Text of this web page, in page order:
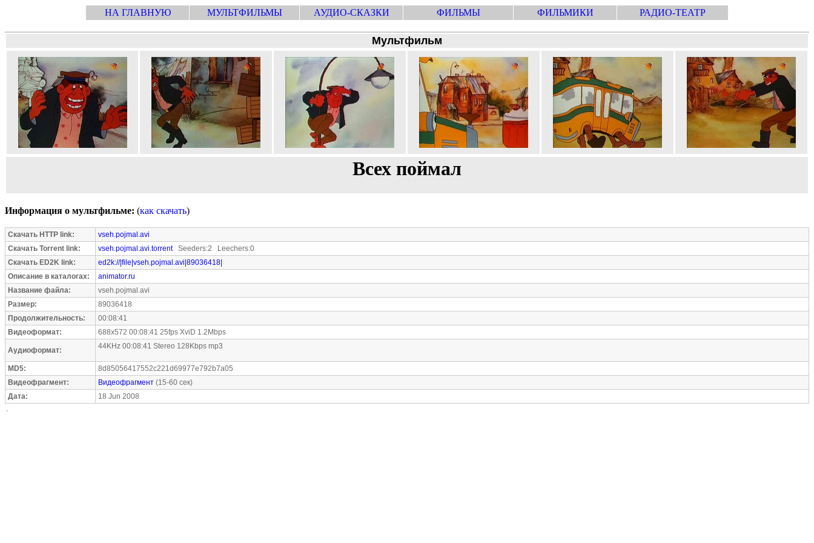
НА ГЛАВНУЮ МУЛЬТФИЛЬМЫ АУДИО-СКАЗКИ ФИЛЬМЫ ФИЛЬМИКИ РАДИО-ТЕАТР
Мультфильм
Всех поймал
Информация о мультфильме: (как скачать)
Скачать HTTP link:
vseh.pojmal.avi
Скачать Torrent link:
vseh.pojmal.avi.torrentSeeders:2 Leechers:0
Скачать ED2K link:
ed2k://|file|vseh.pojmal.avi|89036418|
Описание в каталогах:
animator.ru
Название файла:
vseh.pojmal.avi
Размер:
89036418
Продолжительность:
00:08:41
Видеоформат:
688x572 00:08:41 25fps XviD 1.2Mbps
Аудиоформат: 44KHz 00:08:41 Stereo 128Kbps mp3
MD5:
8d85056417552c221d69977e792b7a05
Видеофрагмент:
Видеофрагмент (15-60 сек)
Дата:
18 Jun 2008